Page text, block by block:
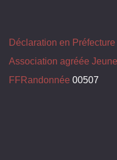
Déclaration en Préfecture
Association agréée
FFRandonnée 00507